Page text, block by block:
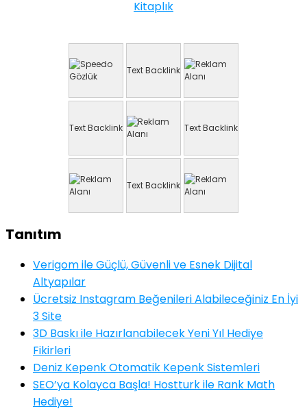
Kitaplık
Text Backlink
Text Backlink Text Backlink
Text Backlink
Tanıtım
Verigom ile Güçlü, Güvenli ve Esnek Dijital
Altyapılar
Ücretsiz Instagram Beğenileri Alabileceğiniz En İyi
3 Site
3D Baskı ile Hazırlanabilecek Yeni Yıl Hediye
Fikirleri
Deniz Kepenk Otomatik Kepenk Sistemleri
SEO’ya Kolayca Başla! Hostturk ile Rank Math
Hediye!